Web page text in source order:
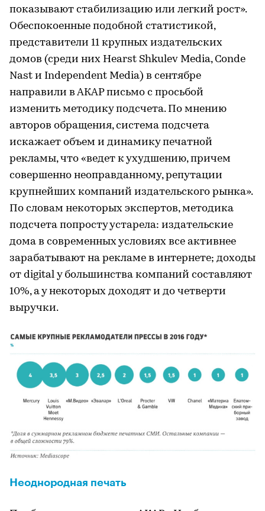
показывают стабилизацию или легкий рост».
Обеспокоенные подобной статистикой,
представители 11 крупных издательских
домов (среди них Hearst Shkulev Media, Conde
Nast и Independent Media) в сентябре
направили в АКАР письмо с просьбой
изменить методику подсчета. По мнению
авторов обращения, система подсчета
искажает объем и динамику печатной
рекламы, что «ведет к ухудшению, причем
совершенно неоправданному, репутации
крупнейших компаний издательского рынка».
По словам некоторых экспертов, методика
подсчета попросту устарела: издательские
дома в современных условиях все активнее
зарабатывают на рекламе в интернете; доходы
от digital у большинства компаний составляют
10%, а у некоторых доходят и до четверти
выручки.
Неоднородная печать